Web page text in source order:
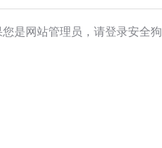
您是网站管理员，请登录安全狗